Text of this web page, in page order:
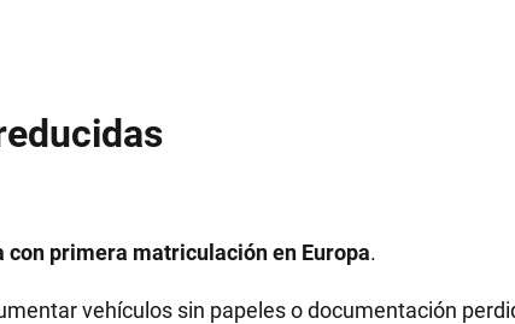
primera matriculación en Europa.
vehículos sin papeles o documentación